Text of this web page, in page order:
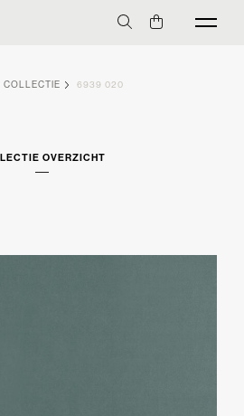
COLLECTIE 6939 020
OVERZICHT